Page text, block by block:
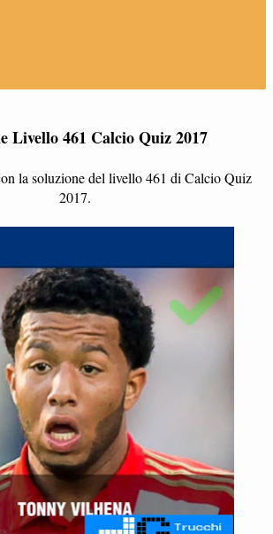
Livello 461 Calcio Quiz 2017
la soluzione del livello 461 di Calcio Quiz
2017.